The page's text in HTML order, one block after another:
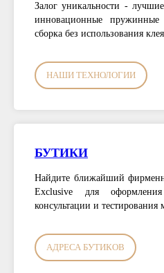
Залог уникальности -
инновационные
сборка без использования клея
НАШИ ТЕХНОЛОГИИ
БУТИКИ
Найдите ближайший
Exclusive для
консультации и тестирования
АДРЕСА БУТИКОВ